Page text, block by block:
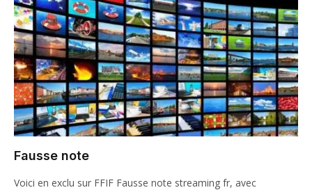
Fausse note
Voici en exclu sur FFIF Fausse note streaming fr, avec